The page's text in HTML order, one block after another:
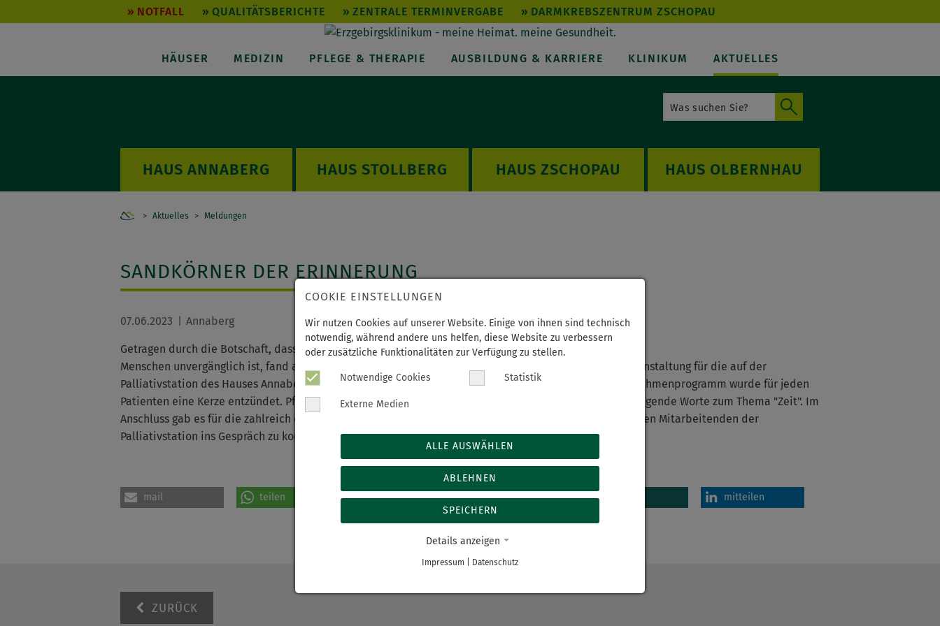
NOTFALL QUALITÄTSBERICHTE ZENTRALE TERMINVERGABE DARMKREBSZENTRUM ZSCHOPAU
HÄUSER MEDIZIN PFLEGE & THERAPIE AUSBILDUNG & KARRIERE KLINIKUM AKTUELLES
ANNABERG STOLLBERG ZSCHOPAU OLBERNHAU
Home
Aktuelles Meldungen
SANDKÖRNER DER ERINNERUNG
07.06.2023 Annaberg
Getragen durch die Botschaft, dass die Erinnerung an einen geliebten
Menschen unvergänglich ist, fand am 05.06.2023 in der Bergkirche Annaberg-Buchholz eine Gedenkveranstaltung für die auf der
Palliativstation des Hauses Annaberg verstorbenen Patienten statt. Eingebettet in ein musikalisches Rahmenprogramm wurde für jeden
Patienten eine Kerze entzündet. Pfarrer Wilfried Warnat fand anhand der Symbolik einer Sanduhr bewegende Worte zum Thema "Zeit". Im
Anschluss gab es für die zahlreich erschienenen Angehörigen noch Gelegenheit, bei einem Imbiss mit den Mitarbeitenden der
Palliativstation ins Gespräch zu kommen.
mail teilen teilen tweet mitteilen
ZURÜCK
COOKIE EINSTELLUNGEN
Wir nutzen Cookies auf unserer Website. Einige von ihnen sind technisch
notwendig, während andere uns helfen, diese Website zu verbessern
oder zusätzliche Funktionalitäten zur Verfügung zu stellen.
Notwendige Cookies Statistik
Externe Medien
ALLE AUSWÄHLEN
ABLEHNEN
SPEICHERN
Details anzeigen
Impressum Datenschutz